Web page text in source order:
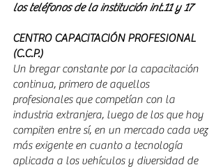
los teléfonos de la institución int.11 y 17
CENTRO CAPACITACIÓN PROFESIONAL
(C.C.P.)
Un bregar constante por la capacitación
continua, primero de aquellos
profesionales que competían con la
industria extranjera, luego de los que hoy
compiten entre sí, en un mercado cada vez
más exigente en cuanto a tecnología
aplicada a los vehículos y diversidad de